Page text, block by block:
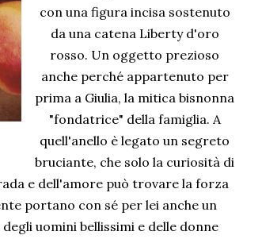
con una figura incisa sostenuto
da una catena Liberty d'oro
rosso. Un oggetto prezioso
anche perché appartenuto per
prima a Giulia, la mitica bisnonna
"fondatrice" della famiglia. A
quell'anello è legato un segreto
bruciante, che solo la curiosità di
e dell'amore può trovare la forza
portano con sé per lei anche un
uomini bellissimi e delle donne